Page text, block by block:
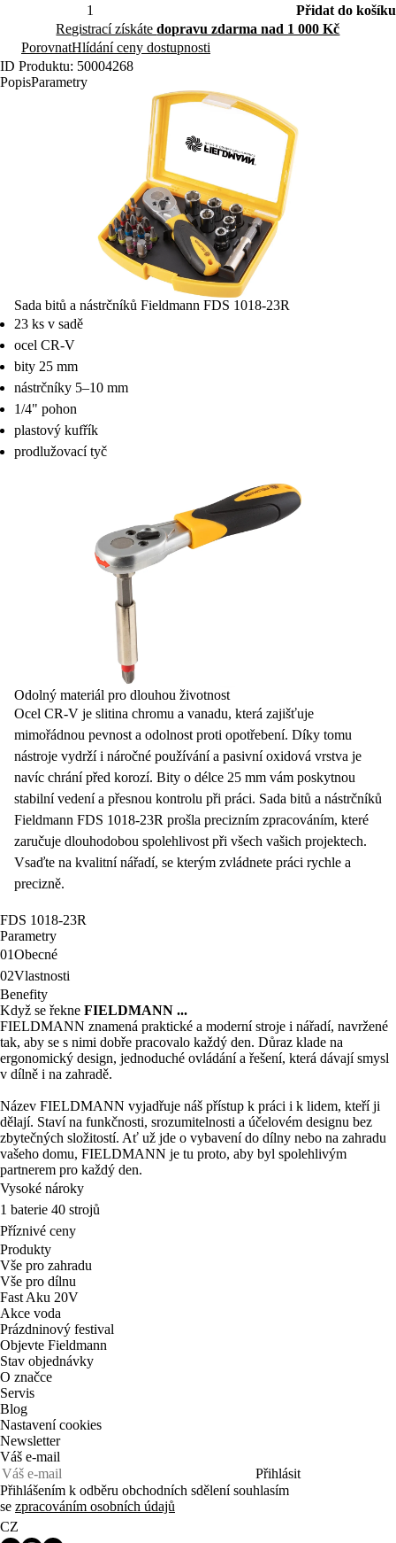
Přidat do košíku
Registrací získátedopravu zdarma nad 1 000 Kč
PorovnatHlídání ceny dostupnosti
ID Produktu: 50004268
PopisParametry
Sada bitů a nástrčníků Fieldmann FDS 1018-23R
23 ks v sadě
ocel CR-V
bity 25 mm
nástrčníky 5–10 mm
1/4" pohon
plastový kufřík
prodlužovací tyč
Odolný materiál pro dlouhou životnost
Ocel CR-V je slitina chromu a vanadu, která zajišťuje
mimořádnou pevnost a odolnost proti opotřebení. Díky tomu
nástroje vydrží i náročné používání a pasivní oxidová vrstva je
navíc chrání před korozí. Bity o délce 25 mm vám poskytnou
stabilní vedení a přesnou kontrolu při práci. Sada bitů a nástrčníků
Fieldmann FDS 1018-23R prošla precizním zpracováním, které
zaručuje dlouhodobou spolehlivost při všech vašich projektech.
Vsaďte na kvalitní nářadí, se kterým zvládnete práci rychle a
precizně.
FDS 1018-23R
Parametry
01Obecné
02Vlastnosti
Benefity
Když se řekne FIELDMANN ...
FIELDMANN znamená praktické a moderní stroje i nářadí, navržené
tak, aby se s nimi dobře pracovalo každý den. Důraz klade na
ergonomický design, jednoduché ovládání a řešení, která dávají smysl
v dílně i na zahradě.
Název FIELDMANN vyjadřuje náš přístup k práci i k lidem, kteří ji
dělají. Staví na funkčnosti, srozumitelnosti a účelovém designu bez
zbytečných složitostí. Ať už jde o vybavení do dílny nebo na zahradu
vašeho domu, FIELDMANN je tu proto, aby byl spolehlivým
partnerem pro každý den.
Vysoké nároky
1 baterie 40 strojů
Příznivé ceny
Produkty
Vše pro zahradu
Vše pro dílnu
Fast Aku 20V
Akce voda
Prázdninový festival
Objevte Fieldmann
Stav objednávky
O značce
Servis
Blog
Nastavení cookies
Newsletter
Váš e-mail
Přihlásit
Přihlášením k odběru obchodních sdělení souhlasím
se zpracováním osobních údajů
CZ